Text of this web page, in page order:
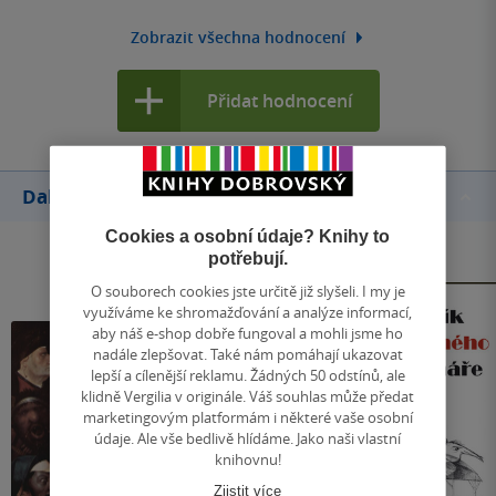
Zobrazit všechna hodnocení
Přidat hodnocení
Další knihy autora
Cookies a osobní údaje? Knihy to
potřebují.
O souborech cookies jste určitě již slyšeli. I my je
využíváme ke shromažďování a analýze informací,
aby náš e-shop dobře fungoval a mohli jsme ho
nadále zlepšovat. Také nám pomáhají ukazovat
lepší a cílenější reklamu. Žádných 50 odstínů, ale
klidně Vergilia v originále. Váš souhlas může předat
marketingovým platformám i některé vaše osobní
údaje. Ale vše bedlivě hlídáme. Jako naši vlastní
knihovnu!
Zjistit více